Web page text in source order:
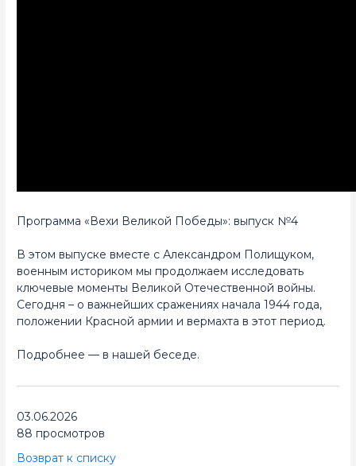
Программа «Вехи Великой Победы»: выпуск №4
В этом выпуске вместе с Александром Полищуком,
военным историком мы продолжаем исследовать
ключевые моменты Великой Отечественной войны.
Сегодня – о важнейших сражениях начала 1944 года,
положении Красной армии и вермахта в этот период.
Подробнее — в нашей беседе.
03.06.2026
88 просмотров
Возврат к списку